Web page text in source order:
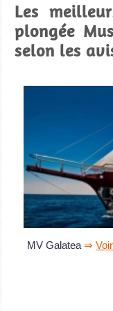
Les
plongée
selon les
MV Galatea ⇒